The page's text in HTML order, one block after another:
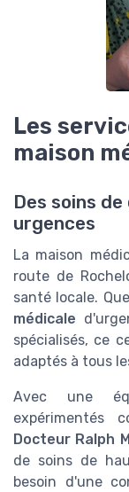
Les
maison
Des soins
urgences
La maison
route de
santé locale.
médicale
spécialisés, ce
adaptés à tous
Avec une
expérimentés
Docteur Ralph
de soins de
besoin d'une